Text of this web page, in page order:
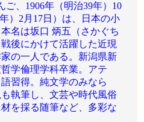
、1906年（明治39年）10
）2月17日）は、日本の小
名は坂口 炳五（さかぐち
後にかけて活躍した近現
の一人である。新潟県新
学倫理学科卒業。アテ
習得。純文学のみなら
執筆し、文芸や時代風俗
を採る随筆など、多彩な